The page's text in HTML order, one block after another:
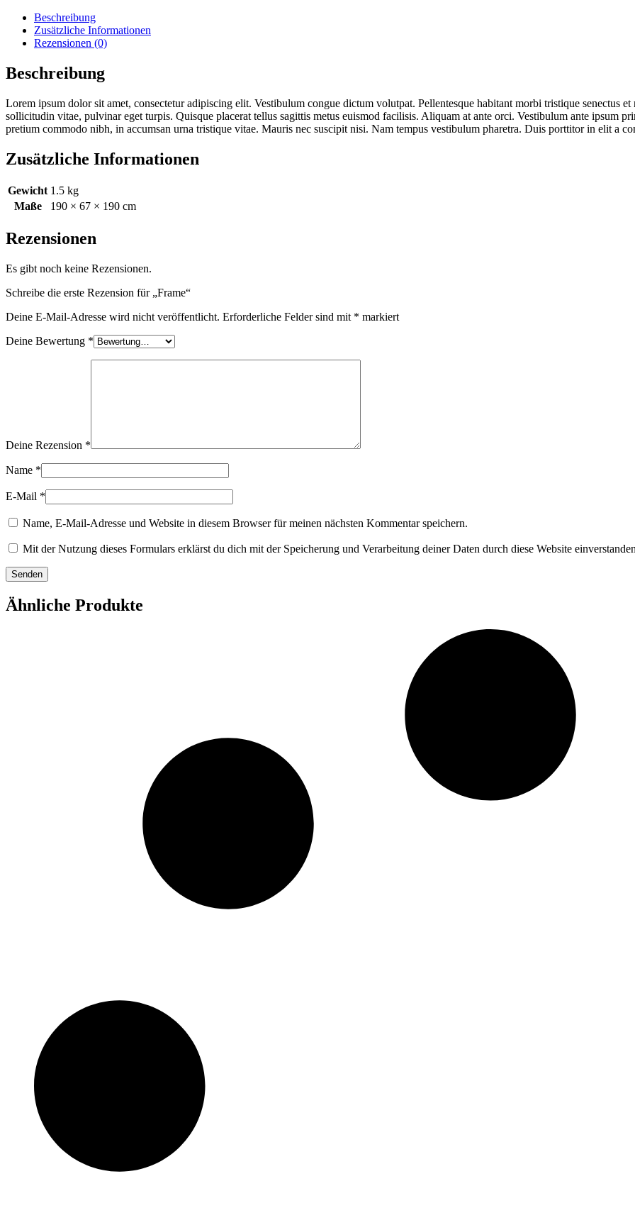
Beschreibung
Zusätzliche Informationen
Rezensionen (0)
Beschreibung
Lorem ipsum dolor sit amet, consectetur adipiscing elit. Vestibulum congue dictum volutpat. Pellentesque habitant morbi tristique senectus
sollicitudin vitae, pulvinar eget turpis. Quisque placerat tellus sagittis metus euismod facilisis. Aliquam at ante orci. Vestibulum ante ipsum
pretium commodo nibh, in accumsan urna tristique vitae. Mauris nec suscipit nisi. Nam tempus vestibulum pharetra. Duis porttitor in elit a
Zusätzliche Informationen
Gewicht 1.5 kg
Maße
190 × 67 × 190 cm
Rezensionen
Es gibt noch keine Rezensionen.
Schreibe die erste Rezension für „Frame“
Deine E-Mail-Adresse wird nicht veröffentlicht. Erforderliche Felder sind mit * markiert
Deine Bewertung *
Deine Rezension *
Name *
E-Mail *
Name, E-Mail-Adresse und Website in diesem Browser für meinen nächsten Kommentar speichern.
Mit der Nutzung dieses Formulars erklärst du dich mit der Speicherung und Verarbeitung deiner Daten durch diese Website
Ähnliche Produkte